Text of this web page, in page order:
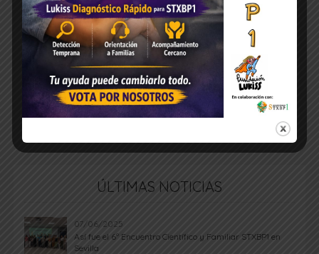
ÚLTIMAS NOTICIAS
07/06/2025
Así fue el 6º Encuentro Científico y Familiar STXBP1 en
Sevilla